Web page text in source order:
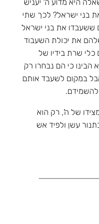
היא מדוע ה' יעניש
בני ישראל? לכך שתי
את בני ישראל
את יכולת השעבוד
כלי שרת בידיו של
כי הם נבחרו רק
במקום לשעבד אותם
להשמידם.
של ה', רק הוא
עשן ולפיד אש